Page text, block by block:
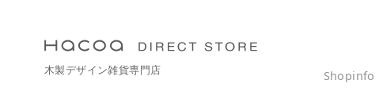
木製デザイン雑貨専門店 Shopinfo